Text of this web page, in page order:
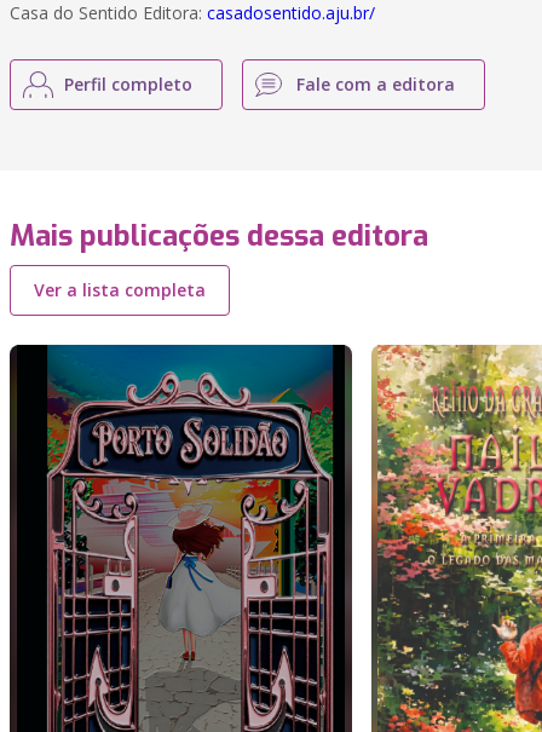
Casa do Sentido Editora: casadosentido.aju.br/
Perfil completo Fale com a editora
Mais publicações dessa editora
Ver a lista completa